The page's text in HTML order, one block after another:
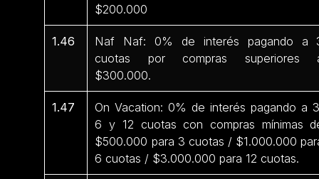
$200.000
1.46
Naf Naf: 0% de interés pagando a
cuotas por compras superiores
$300.000.
1.47
On Vacation: 0% de interés pagando a
6 y 12 cuotas con compras mínimas
$500.000 para 3 cuotas / $1.000.000
6 cuotas / $3.000.000 para 12 cuotas.